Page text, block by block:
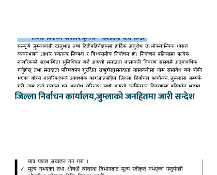
जिल्ला निर्वाचन कार्यालय,जुम्लाको जनहितमा जारी सन्देश